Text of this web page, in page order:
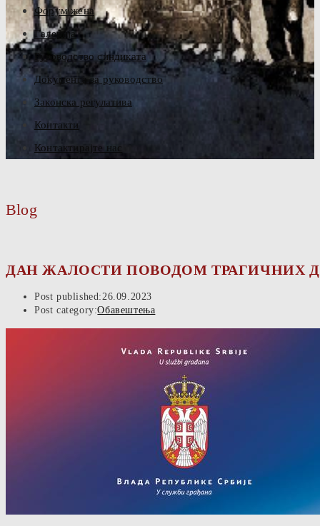
Форум жена
Галерија
Руководство синдиката
Документа за руководство
Законска регулатива
Контакти
Контактирајте нас
Blog
ДАН ЖАЛОСТИ ПОВОДОМ ТРАГИЧНИХ
Post published:26.09.2023
Post category:Обавештења